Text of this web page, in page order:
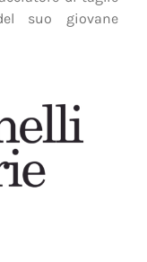
suo giovane